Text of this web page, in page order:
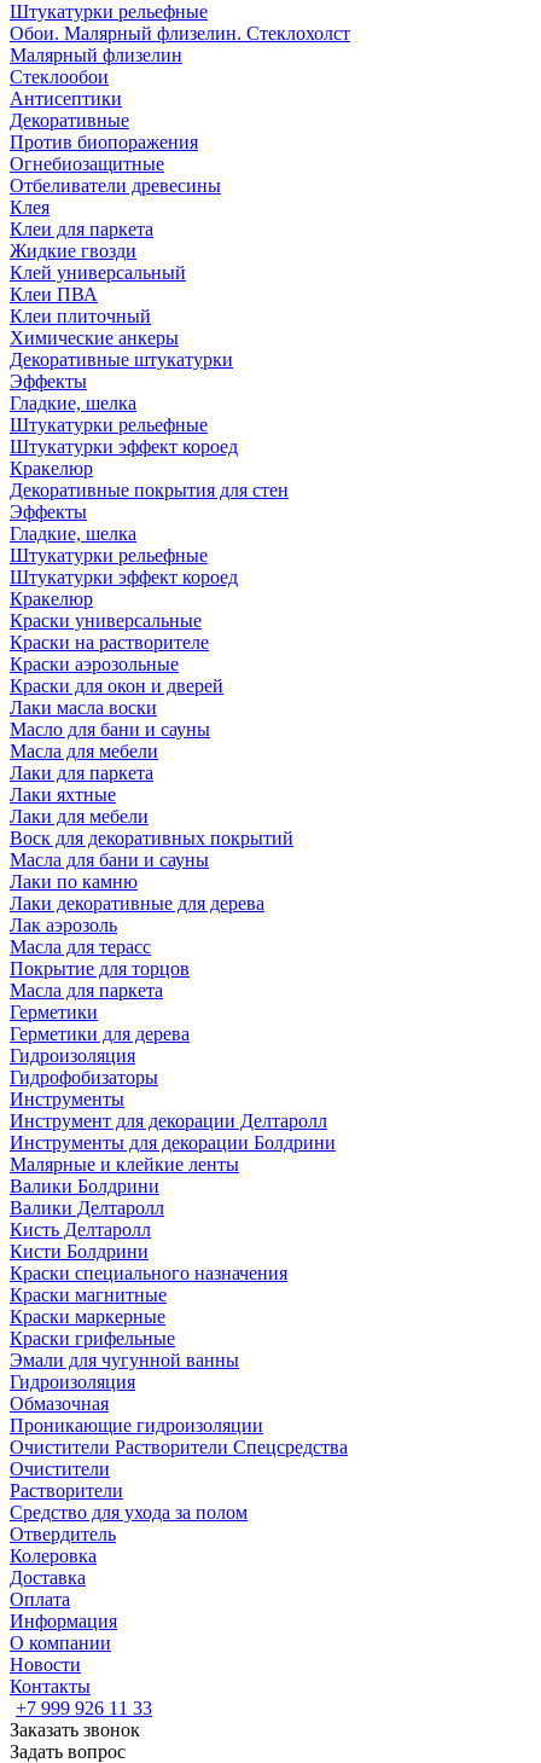
Штукатурки рельефные
Обои. Малярный флизелин. Стеклохолст
Малярный флизелин
Стеклообои
Антисептики
Декоративные
Против биопоражения
Огнебиозащитные
Отбеливатели древесины
Клея
Клеи для паркета
Жидкие гвозди
Клей универсальный
Клеи ПВА
Клеи плиточный
Химические анкеры
Декоративные штукатурки
Эффекты
Гладкие, шелка
Штукатурки рельефные
Штукатурки эффект короед
Кракелюр
Декоративные покрытия для стен
Эффекты
Гладкие, шелка
Штукатурки рельефные
Штукатурки эффект короед
Кракелюр
Краски универсальные
Краски на растворителе
Краски аэрозольные
Краски для окон и дверей
Лаки масла воски
Масло для бани и сауны
Масла для мебели
Лаки для паркета
Лаки яхтные
Лаки для мебели
Воск для декоративных покрытий
Масла для бани и сауны
Лаки по камню
Лаки декоративные для дерева
Лак аэрозоль
Масла для терасс
Покрытие для торцов
Масла для паркета
Герметики
Герметики для дерева
Гидроизоляция
Гидрофобизаторы
Инструменты
Инструмент для декорации Делтаролл
Инструменты для декорации Болдрини
Малярные и клейкие ленты
Валики Болдрини
Валики Делтаролл
Кисть Делтаролл
Кисти Болдрини
Краски специального назначения
Краски магнитные
Краски маркерные
Краски грифельные
Эмали для чугунной ванны
Гидроизоляция
Обмазочная
Проникающие гидроизоляции
Очистители Растворители Спецсредства
Очистители
Растворители
Средство для ухода за полом
Отвердитель
Колеровка
Доставка
Оплата
Информация
О компании
Новости
Контакты
+7 999 926 11 33
Заказать звонок
Задать вопрос